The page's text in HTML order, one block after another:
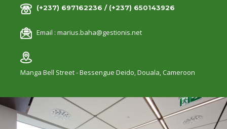
(+237) 697162236 / (+237) 650143926
Email : marius.baha@gestionis.net
Manga Bell Street - Bessengue Deido,Douala, Cameroon